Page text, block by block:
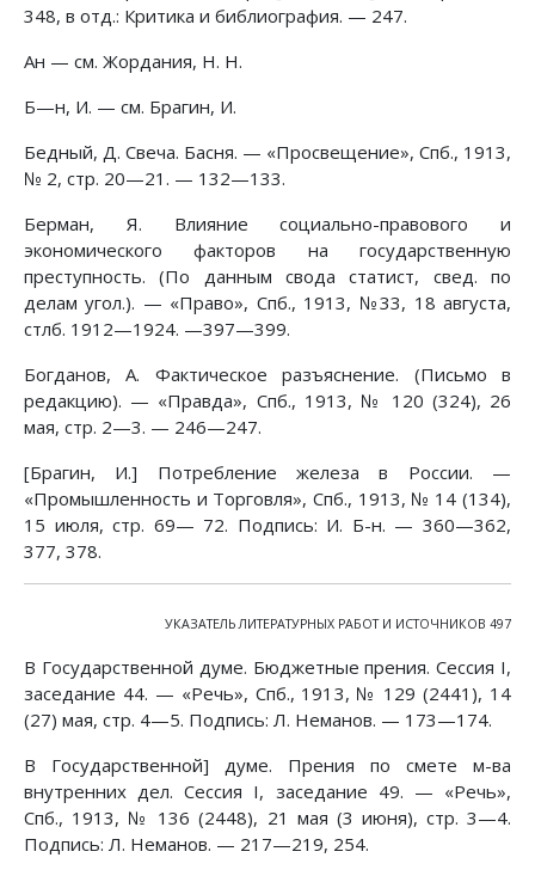
348, в отд.: Критика и библиография. — 247.
Ан — см. Жордания, Η. Η.
Б—н, И. — см. Брагин, И.
Бедный, Д. Свеча. Басня. — «Просвещение», Спб., 1913,
№ 2, стр. 20—21. — 132—133.
Берман, Я. Влияние социально-правового и
экономического факторов на государственную
преступность. (По данным свода статист, свед. по
делам угол.). — «Право», Спб., 1913, №33, 18 августа,
стлб. 1912—1924. —397—399.
Богданов, А. Фактическое разъяснение. (Письмо в
редакцию). — «Правда», Спб., 1913, № 120 (324), 26
мая, стр. 2—3. — 246—247.
[Брагин, И.] Потребление железа в России. —
«Промышленность и Торговля», Спб., 1913, № 14 (134),
15 июля, стр. 69— 72. Подпись: И. Б-н. — 360—362,
377, 378.
УКАЗАТЕЛЬ ЛИТЕРАТУРНЫХ РАБОТ И ИСТОЧНИКОВ 497
В Государственной думе. Бюджетные прения. Сессия I,
заседание 44. — «Речь», Спб., 1913, № 129 (2441), 14
(27) мая, стр. 4—5. Подпись: Л. Неманов. — 173—174.
В Государственной] думе. Прения по смете м-ва
внутренних дел. Сессия I, заседание 49. — «Речь»,
Спб., 1913, № 136 (2448), 21 мая (3 июня), стр. 3—4.
Подпись: Л. Неманов. — 217—219, 254.